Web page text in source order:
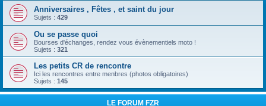
Anniversaires , Fêtes , et saint du jour
Sujets : 429
Ou se passe quoi
Bourses d'échanges, rendez vous évènementiels moto !
Sujets : 321
Les petits CR de rencontre
Ici les rencontres entre menbres (photos obligatoires)
Sujets : 145
LE FORUM FZR